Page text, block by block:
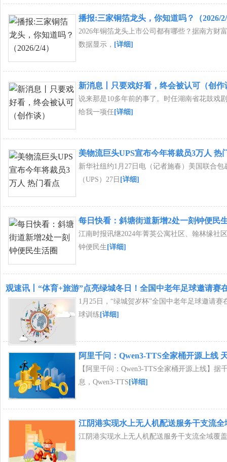
播报:三家铜箔龙头，你知道吗？（2026/
2026年铜箔龙头上市公司都有哪些？据南方财
数据显示， [详细]
新消息丨只要戏好看，终会被认可（创作
说来那是10多年前的事了。时任湖南省花鼓戏
给我一项任[详细]
美物流巨头UPS宣布今年将裁员3万人 热
新华社纽约1月27日电（记者施春）美国联合包
（UPS）27日 [详细]
每日快看：斜塘街道新增2处一刻钟便民
江南时报讯继2024年菁英公寓社区、翰林缘社
钟便民生 [详细]
观速讯丨“体育+旅游”点亮绿城冬日！全国中老年足球邀请赛
1月25日，“绿城贺岁杯”全国中老年足球邀请赛
球训练 [详细]
阿里千问：Qwen3-TTS全家桶开源上线
【阿里千问：Qwen3-TTS全家桶开源上线】据
息，Qwen3-TTS [详细]
江阴港实现水上无人机配送服务干支流全
江阴港实现水上无人机配送服务干支流全域覆盖